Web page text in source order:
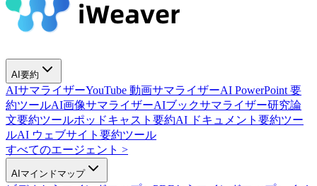
AI要約
AIサマライザーYouTube 動画サマライザーAI PowerPoint 要
約ツールAI画像サマライザーAIブックサマライザー研究論
文要約ツールポッドキャスト要約AI ドキュメント要約ツー
ルAI ウェブサイト要約ツール
すべてのエージェント >
AIマインドマップ